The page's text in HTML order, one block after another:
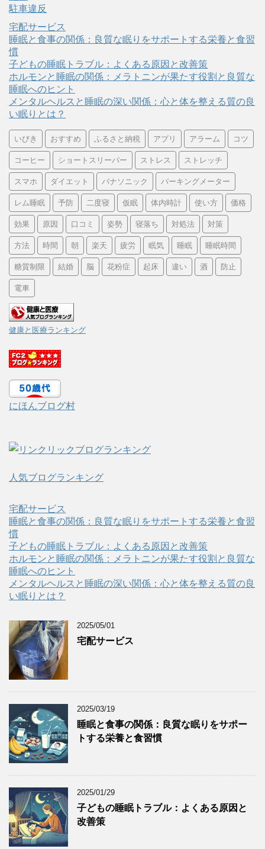
駐車違反
宅配サービス
睡眠と食事の関係：良質な眠りをサポートする栄養と食習
慣
子どもの睡眠トラブル：よくある原因と改善策
ホルモンと睡眠の関係：メラトニンが果たす役割と良質な
睡眠へのヒント
メンタルヘルスと睡眠の深い関係：心と体を整える質の良
い眠りとは？
いびき おすすめ ふるさと納税 アプリ アラーム コツ
コーヒー ショートスリーパー ストレス ストレッチ
スマホ ダイエット パナソニック パーキングメーター
レム睡眠 予防 二度寝 仮眠 体内時計 使い方 価格
効果 原因 口コミ 姿勢 寝落ち 対処法 対策
方法 時間 朝 楽天 疲労 眠気 睡眠 睡眠時間
糖質制限 結婚 脳 花粉症 起床 違い 酒 防止
電車
健康と医療ランキング
にほんブログ村
人気ブログランキング
宅配サービス
睡眠と食事の関係：良質な眠りをサポートする栄養と食習
慣
子どもの睡眠トラブル：よくある原因と改善策
ホルモンと睡眠の関係：メラトニンが果たす役割と良質な
睡眠へのヒント
メンタルヘルスと睡眠の深い関係：心と体を整える質の良
い眠りとは？
2025/05/01
宅配サービス
2025/03/19
睡眠と食事の関係：良質な眠りをサポー
トする栄養と食習慣
2025/01/29
子どもの睡眠トラブル：よくある原因と
改善策